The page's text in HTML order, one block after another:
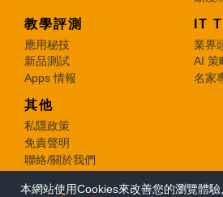
本網站使用Cookies來改善您的瀏覽體
教學評測
應用秘技
新品測試
Apps 情報
IT
業界
AI 策
名家
其他
私隱政策
免責聲明
聯絡/關於我們
© 2026 e-zone. All Rights